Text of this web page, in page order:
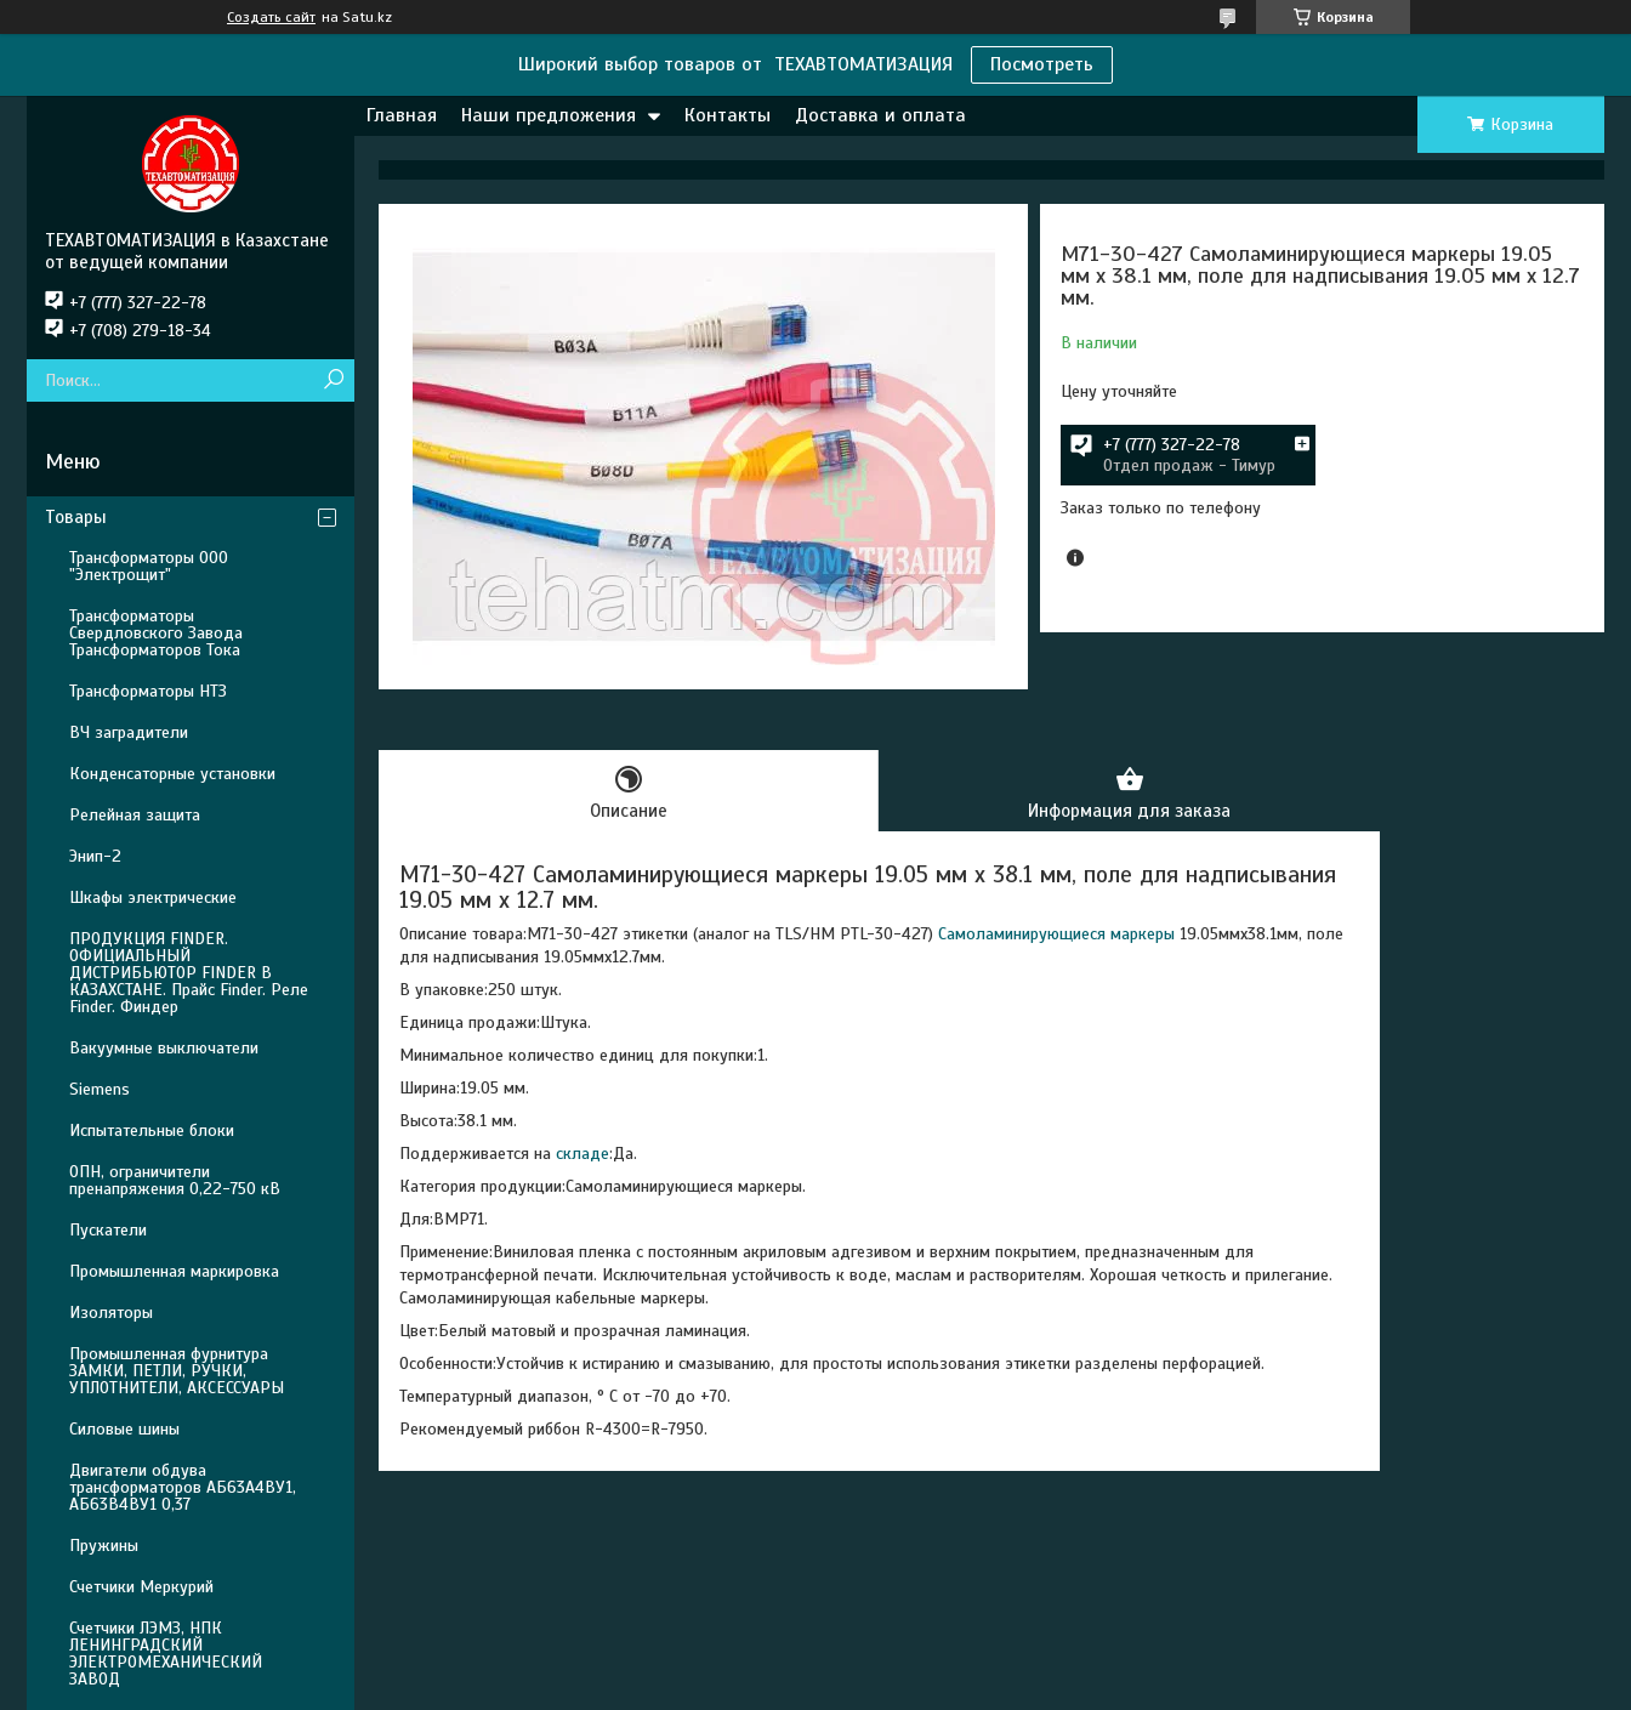
Создать сайт на Satu.kz Корзина
Широкий выбор товаров от ТЕХАВТОМАТИЗАЦИЯ Посмотреть
Главная Наши предложения Контакты Доставка и оплата Корзина
M71-30-427 Самоламинирующиеся маркеры 19.05
мм х 38.1 мм, поле для надписывания 19.05 мм x 12.7
мм.
В наличии
Цену уточняйте
+7 (777) 327-22-78
Отдел продаж - Тимур
Заказ только по телефону
Описание Информация для заказа
M71-30-427 Самоламинирующиеся маркеры 19.05 мм х 38.1 мм, поле для надписывания
19.05 мм x 12.7 мм.
Описание товара:M71-30-427 этикетки (аналог на TLS/HM PTL-30-427) Самоламинирующиеся маркеры 19.05ммх38.1мм, поле
для надписывания 19.05ммx12.7мм.
В упаковке:250 штук.
Единица продажи:Штука.
Минимальное количество единиц для покупки:1.
Ширина:19.05 мм.
Высота:38.1 мм.
Поддерживается на складе:Да.
Категория продукции:Самоламинирующиеся маркеры.
Для:BMP71.
Применение:Виниловая пленка с постоянным акриловым адгезивом и верхним покрытием, предназначенным для
термотрансферной печати. Исключительная устойчивость к воде, маслам и растворителям. Хорошая четкость и прилегание.
Самоламинирующая кабельные маркеры.
Цвет:Белый матовый и прозрачная ламинация.
Особенности:Устойчив к истиранию и смазыванию, для простоты использования этикетки разделены перфорацией.
Температурный диапазон, ° С от -70 до +70.
Рекомендуемый риббон R-4300=R-7950.
ТЕХАВТОМАТИЗАЦИЯ в Казахстане
от ведущей компании
+7 (777) 327-22-78
+7 (708) 279-18-34
Товары
Трансформаторы ООО
"Электрощит"
Трансформаторы
Свердловского Завода
Трансформаторов Тока
Трансформаторы НТЗ
ВЧ заградители
Конденсаторные установки
Релейная защита
Энип-2
Шкафы электрические
ПРОДУКЦИЯ FINDER.
ОФИЦИАЛЬНЫЙ
ДИСТРИБЬЮТОР FINDER В
КАЗАХСТАНЕ. Прайс Finder. Реле
Finder. Финдер
Вакуумные выключатели
Siemens
Испытательные блоки
ОПН, ограничители
пренапряжения 0,22-750 кВ
Пускатели
Промышленная маркировка
Изоляторы
Промышленная фурнитура
ЗАМКИ, ПЕТЛИ, РУЧКИ,
УПЛОТНИТЕЛИ, АКСЕССУАРЫ
Силовые шины
Двигатели обдува
трансформаторов АБ63А4ВУ1,
АБ63В4ВУ1 0,37
Пружины
Счетчики Меркурий
Счетчики ЛЭМЗ, НПК
ЛЕНИНГРАДСКИЙ
ЭЛЕКТРОМЕХАНИЧЕСКИЙ
ЗАВОД